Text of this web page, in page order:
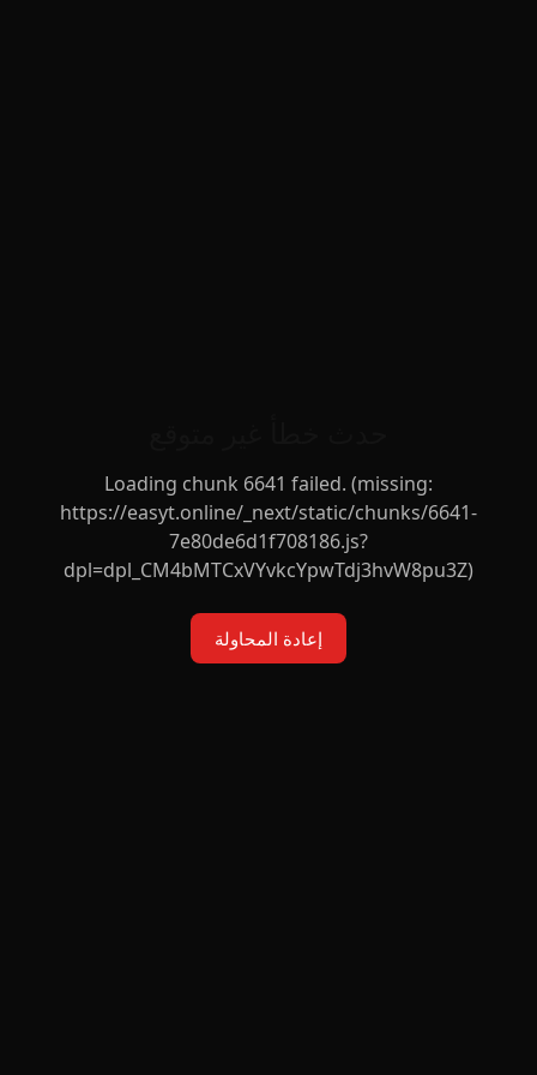
Loading chunk 6641 failed. (missing:
https://easyt.online/_next/static/chunks/6641-
7e80de6d1f708186.js?
dpl=dpl_CM4bMTCxVYvkcYpwTdj3hvW8pu3Z)
إعادة المحاولة